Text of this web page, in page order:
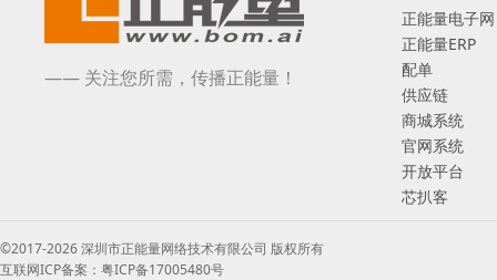
—— 关注您所需，传播正能量！
正能量电子网
正能量ERP
配单
供应链
商城系统
官网系统
开放平台
芯扒客
©2017-2026 深圳市正能量网络技术有限公司 版权所有
互联网ICP备案：粤ICP备17005480号